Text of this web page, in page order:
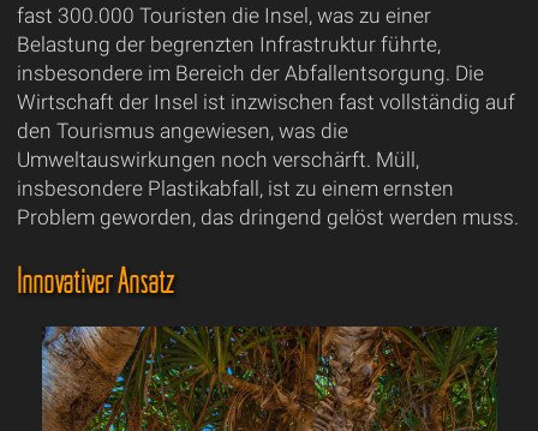
fast 300.000 Touristen die Insel, was zu einer
Belastung der begrenzten Infrastruktur führte,
insbesondere im Bereich der Abfallentsorgung. Die
Wirtschaft der Insel ist inzwischen fast vollständig auf
den Tourismus angewiesen, was die
Umweltauswirkungen noch verschärft. Müll,
insbesondere Plastikabfall, ist zu einem ernsten
Problem geworden, das dringend gelöst werden muss.
Innovativer Ansatz